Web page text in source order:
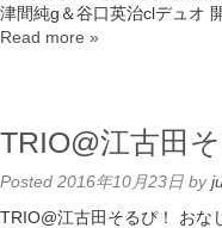
津間純g＆谷口英治clデュオ
Read more »
TRIO@江古田そ
Posted 2016年10月23日 by
TRIO@江古田そるぴ！ おな